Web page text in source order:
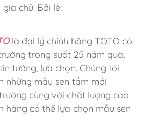
chủ. Bởi lẽ:
là đại lý chính hãng TOTO có
trong suốt 25 năm qua,
tưởng, lựa chọn. Chúng tôi
những mẫu sen tắm mới
cùng với chất lượng cao
hàng có thể lựa chọn mẫu sen